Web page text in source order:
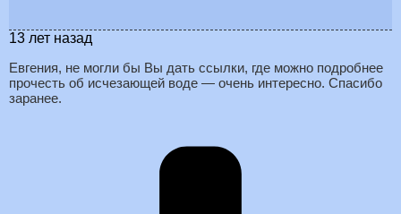
13 лет назад
Евгения, не могли бы Вы дать ссылки, где можно подробнее
прочесть об исчезающей воде — очень интересно. Спасибо
заранее.